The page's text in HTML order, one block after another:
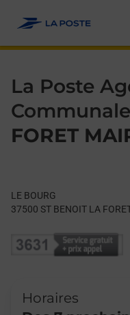
La Poste
Communale
FORET
LE BOURG
37500 ST BENOIT LA
Horaires